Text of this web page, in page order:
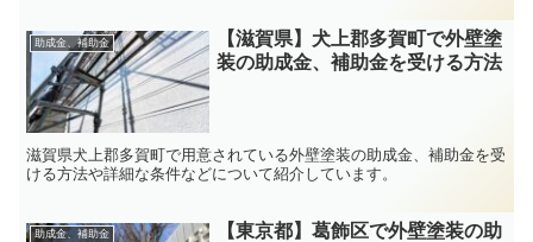
助成金、補助金
【滋賀県】犬上郡多賀町で外壁塗
装の助成金、補助金を受ける方法
滋賀県犬上郡多賀町で用意されている外壁塗装の助成金、補助金を受
ける方法や詳細な条件などについて紹介しています。
助成金、補助金
【東京都】葛飾区で外壁塗装の助